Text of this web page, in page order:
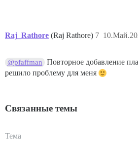
Raj_Rathore (Raj Rathore) 7
@pfaffman
Повторное добавление
решило проблему для меня
Связанные темы
Тема